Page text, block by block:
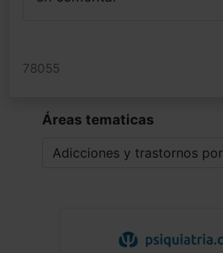
78055
Áreas tematicas